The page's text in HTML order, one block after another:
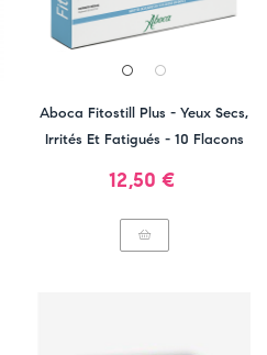
Aboca Fitostill Plus - Yeux Secs,
Irrités Et Fatigués - 10 Flacons
Prix
12,50 €